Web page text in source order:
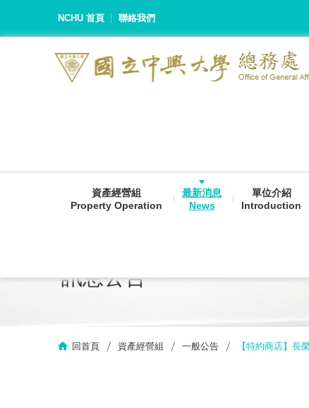
NCHU 首頁 聯絡我們
資產經營組
Property Operation
最新消息
News
單位介紹
Introduction
訊息公告
回首頁 資產經營組 一般公告 【特約商店】長